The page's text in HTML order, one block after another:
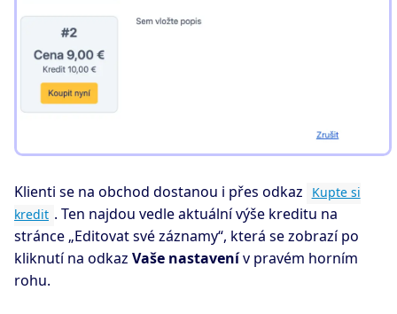
Klienti se na obchod dostanou i přes odkaz
Kupte si
kredit . Ten najdou vedle aktuální výše kreditu na
stránce „Editovat své záznamy“, která se zobrazí po
kliknutí na odkaz Vaše nastavenív pravém horním
rohu.